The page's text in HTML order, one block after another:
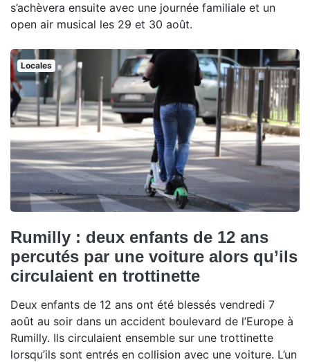
s’achèvera ensuite avec une journée familiale et un
open air musical les 29 et 30 août.
Locales
Rumilly : deux enfants de 12 ans
percutés par une voiture alors qu’ils
circulaient en trottinette
Deux enfants de 12 ans ont été blessés vendredi 7
août au soir dans un accident boulevard de l’Europe à
Rumilly. Ils circulaient ensemble sur une trottinette
lorsqu’ils sont entrés en collision avec une voiture. L’un